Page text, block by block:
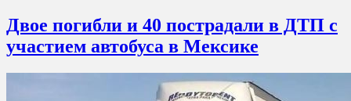
Двое погибли и 40 пострадали в ДТП с
участием автобуса в Мексике